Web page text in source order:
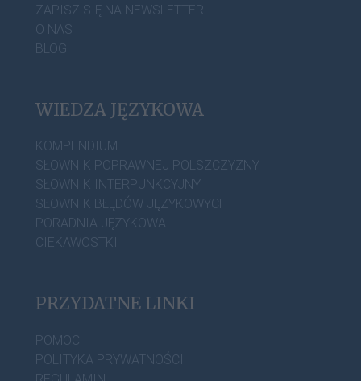
ZAPISZ SIĘ NA NEWSLETTER
O NAS
BLOG
WIEDZA JĘZYKOWA
KOMPENDIUM
SŁOWNIK POPRAWNEJ POLSZCZYZNY
SŁOWNIK INTERPUNKCYJNY
SŁOWNIK BŁĘDÓW JĘZYKOWYCH
PORADNIA JĘZYKOWA
CIEKAWOSTKI
PRZYDATNE LINKI
POMOC
POLITYKA PRYWATNOŚCI